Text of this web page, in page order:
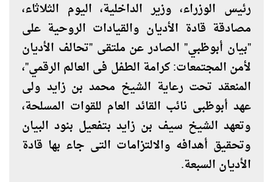
رئيس الوزراء، وزير الداخلية، اليوم الثلاثاء،
مصادقة قادة الأديان والقيادات الروحية على
"بيان أبوظبي" الصادر عن ملتقى "تحالف الأديان
لأمن المجتمعات: كرامة الطفل فى العالم الرقمي"،
المنعقد تحت رعاية الشيخ محمد بن زايد ولى
عهد أبوظبى نائب القائد العام للقوات المسلحة،
وتعهد الشيخ سيف بن زايد بتفعيل بنود البيان
وتحقيق أهدافه والالتزامات التى جاء بها قادة
الأديان السبعة.